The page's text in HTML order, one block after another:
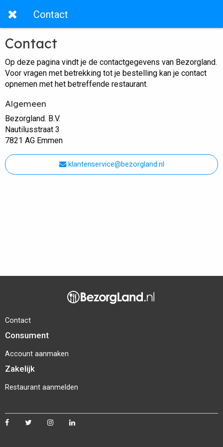
Contact
Contact
Op deze pagina vindt je de contactgegevens van Bezorgland.
Voor vragen met betrekking tot je bestelling kan je contact
opnemen met het betreffende restaurant.
Algemeen
Bezorgland. B.V.
Nautilusstraat 3
7821 AG Emmen
klantenservice@bezorgland.nl
Contact
Consument
Account aanmaken
Zakelijk
Restaurant aanmelden